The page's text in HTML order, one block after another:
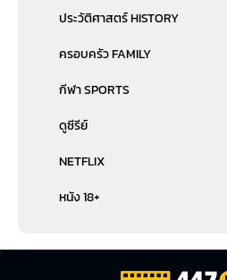
ประวัติศาสตร์ HISTORY
ครอบครัว FAMILY
กีฬา SPORTS
ดูซีรีย์
NETFLIX
หนัง 18+